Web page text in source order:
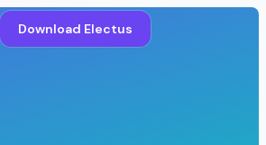
Download Electus